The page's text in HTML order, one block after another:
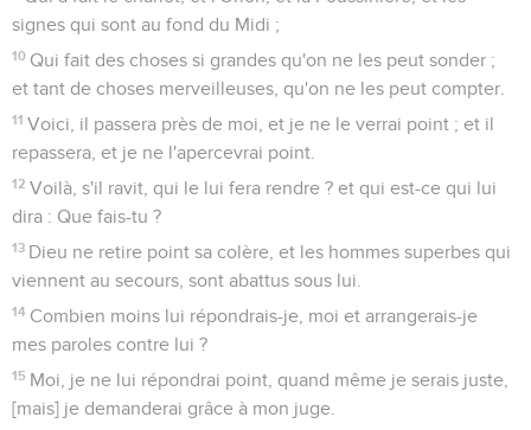
signes qui sont au fond du Midi ;
10 Qui fait des choses si grandes qu'on ne les peut sonder ;
et tant de choses merveilleuses, qu'on ne les peut compter.
11 Voici, il passera près de moi, et je ne le verrai point ; et il
repassera, et je ne l'apercevrai point.
12 Voilà, s'il ravit, qui le lui fera rendre ? et qui est-ce qui lui
dira : Que fais-tu ?
13 Dieu ne retire point sa colère, et les hommes superbes qui
viennent au secours, sont abattus sous lui.
14 Combien moins lui répondrais-je, moi et arrangerais-je
mes paroles contre lui ?
15 Moi, je ne lui répondrai point, quand même je serais juste,
[mais] je demanderai grâce à mon juge.